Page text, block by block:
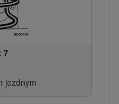
7
jezdnym